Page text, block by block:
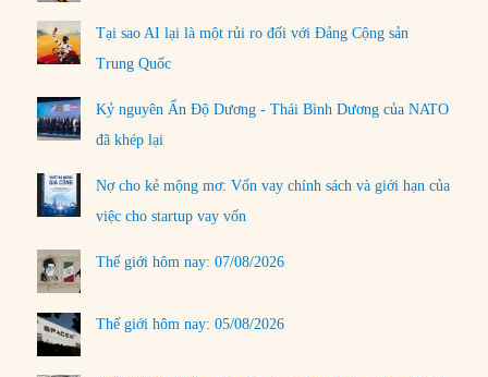
Tại sao AI lại là một rủi ro đối với Đảng Cộng sản
Trung Quốc
Kỷ nguyên Ấn Độ Dương - Thái Bình Dương của NATO
đã khép lại
Nợ cho kẻ mộng mơ: Vốn vay chính sách và giới hạn của
việc cho startup vay vốn
Thế giới hôm nay: 07/08/2026
Thế giới hôm nay: 05/08/2026